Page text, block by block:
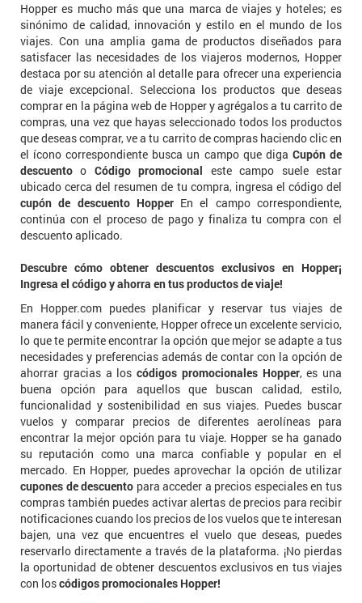
Hopper es mucho más que una marca de viajes y hoteles; es
sinónimo de calidad, innovación y estilo en el mundo de los
viajes. Con una amplia gama de productos diseñados para
satisfacer las necesidades de los viajeros modernos, Hopper
destaca por su atención al detalle para ofrecer una experiencia
de viaje excepcional. Selecciona los productos que deseas
comprar en la página web de Hopper y agrégalos a tu carrito de
compras, una vez que hayas seleccionado todos los productos
que deseas comprar, ve a tu carrito de compras haciendo clic en
el ícono correspondiente busca un campo que diga Cupón de
descuento o Código promocional este campo suele estar
ubicado cerca del resumen de tu compra, ingresa el código del
cupón de descuento HopperEn el campo correspondiente,
continúa con el proceso de pago y finaliza tu compra con el
descuento aplicado.
Descubre cómo obtener descuentos exclusivos en Hopper¡
Ingresa el código y ahorra en tus productos de viaje!
En Hopper.com puedes planificar y reservar tus viajes de
manera fácil y conveniente, Hopper ofrece un excelente servicio,
lo que te permite encontrar la opción que mejor se adapte a tus
necesidades y preferencias además de contar con la opción de
ahorrar gracias a los códigos promocionales Hopper, es una
buena opción para aquellos que buscan calidad, estilo,
funcionalidad y sostenibilidad en sus viajes. Puedes buscar
vuelos y comparar precios de diferentes aerolíneas para
encontrar la mejor opción para tu viaje. Hopper se ha ganado
su reputación como una marca confiable y popular en el
mercado. En Hopper, puedes aprovechar la opción de utilizar
cupones de descuento para acceder a precios especiales en tus
compras también puedes activar alertas de precios para recibir
notificaciones cuando los precios de los vuelos que te interesan
bajen, una vez que encuentres el vuelo que deseas, puedes
reservarlo directamente a través de la plataforma. ¡No pierdas
la oportunidad de obtener descuentos exclusivos en tus viajes
con loscódigos promocionales Hopper!